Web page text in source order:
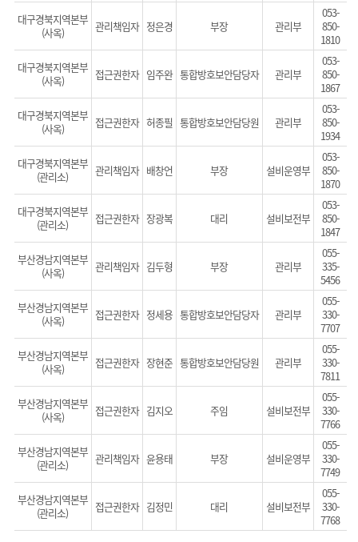
대구경북지역본부
(사옥)
관리책임자 정은경 부장 관리부
053-
850-
1810
대구경북지역본부
(사옥)
접근권한자 임주완 통합방호보안담당자 관리부
053-
850-
1867
대구경북지역본부
(사옥)
접근권한자 허종필 통합방호보안담당원 관리부
053-
850-
1934
대구경북지역본부
(관리소)
관리책임자 배창언 부장 설비운영부
053-
850-
1870
대구경북지역본부
(관리소)
접근권한자 장광복 대리 설비보전부
053-
850-
1847
부산경남지역본부
(사옥)
관리책임자 김두형 부장 관리부
055-
335-
5456
부산경남지역본부
(사옥)
접근권한자 정세용 통합방호보안담당자 관리부
055-
330-
7707
부산경남지역본부
(사옥)
접근권한자 장현준 통합방호보안담당원 관리부
055-
330-
7811
부산경남지역본부
(사옥)
접근권한자 김지오 주임 설비보전부
055-
330-
7766
부산경남지역본부
(관리소)
관리책임자 윤용태 부장 설비운영부
055-
330-
7749
부산경남지역본부
(관리소)
접근권한자 김정민 대리 설비보전부
055-
330-
7768